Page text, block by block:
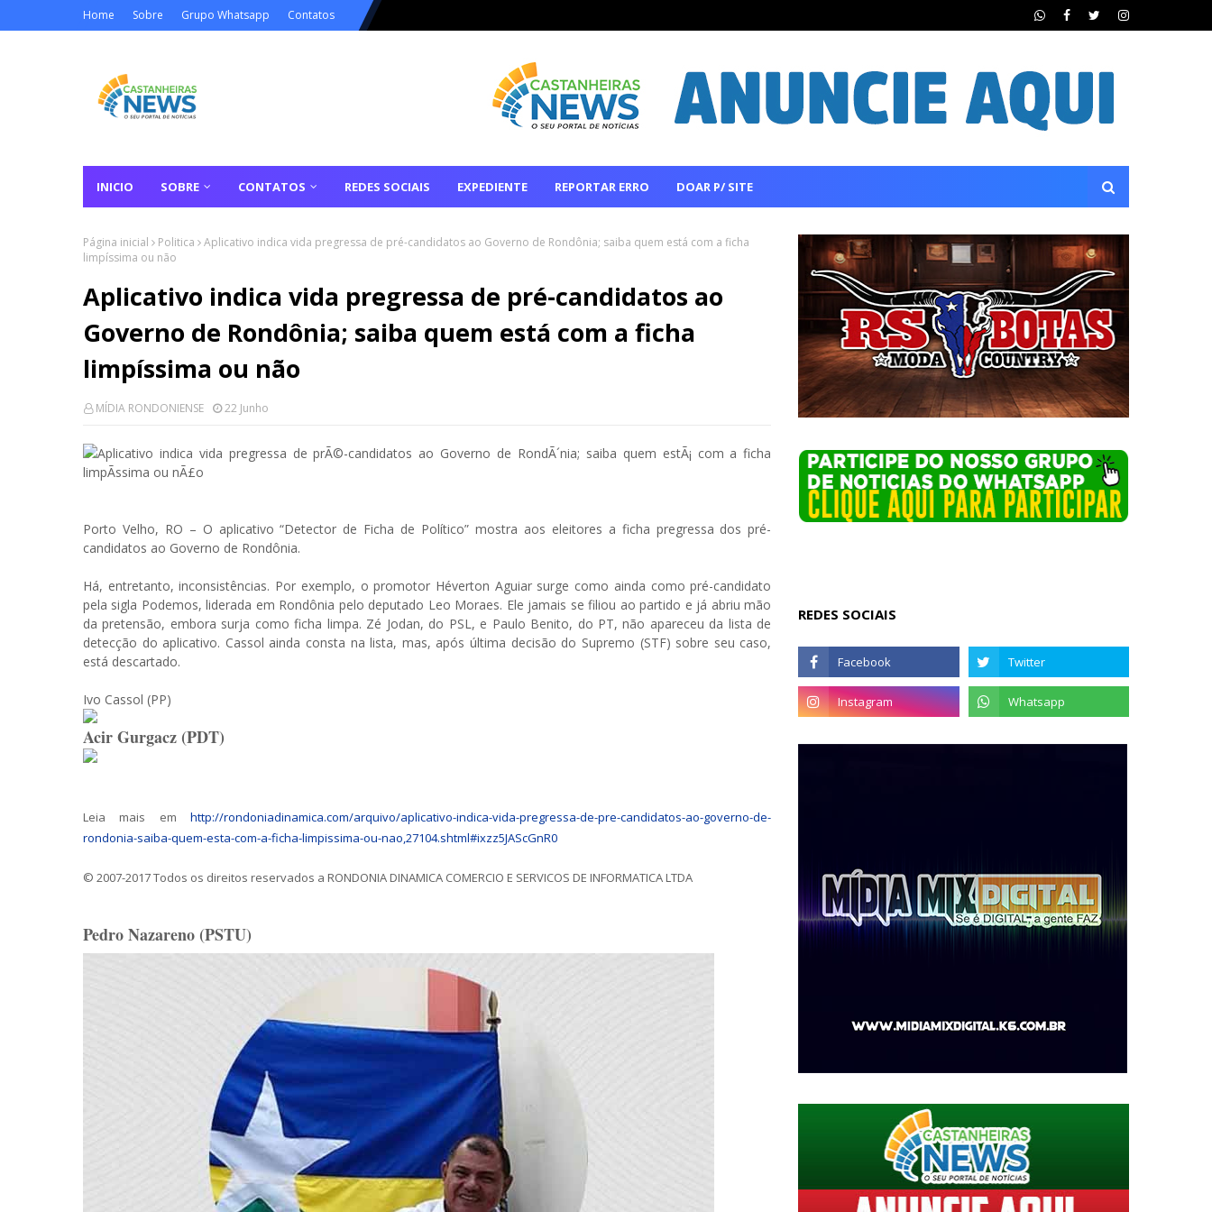
Home Sobre Grupo Whatsapp Contatos
INICIO SOBRE CONTATOS REDES SOCIAIS EXPEDIENTE REPORTAR ERRO DOAR P/ SITE
Página inicial Politica
Aplicativo indica vida pregressa de pré-candidatos ao Governo de Rondônia; saiba quem está com a ficha
limpíssima ou não
Aplicativo indica vida pregressa de pré-candidatos ao
Governo de Rondônia; saiba quem está com a ficha
limpíssima ou não
MÍDIA RONDONIENSE 22 Junho
Porto Velho, RO – O aplicativo “Detector de Ficha de Político” mostra aos eleitores a ficha pregressa dos pré-
candidatos ao Governo de Rondônia.
Há, entretanto, inconsistências. Por exemplo, o promotor Héverton Aguiar surge como ainda como pré-candidato
pela sigla Podemos, liderada em Rondônia pelo deputado Leo Moraes. Ele jamais se filiou ao partido e já abriu mão
da pretensão, embora surja como ficha limpa. Zé Jodan, do PSL, e Paulo Benito, do PT, não apareceu da lista de
detecção do aplicativo. Cassol ainda consta na lista, mas, após última decisão do Supremo (STF) sobre seu caso,
está descartado.
Ivo Cassol (PP)
Acir Gurgacz (PDT)
Leia mais emhttp://rondoniadinamica.com/arquivo/aplicativo-indica-vida-pregressa-de-pre-candidatos-ao-governo-de-
rondonia-saiba-quem-esta-com-a-ficha-limpissima-ou-nao,27104.shtml#ixzz5JAScGnR0
© 2007-2017 Todos os direitos reservados a RONDONIA DINAMICA COMERCIO E SERVICOS DE INFORMATICA LTDA
Pedro Nazareno (PSTU)
REDES SOCIAIS